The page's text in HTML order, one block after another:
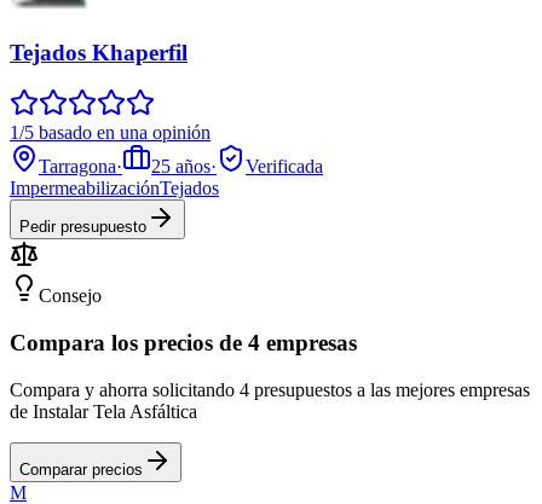
Tejados Khaperfil
1/5 basado en una opinión
Tarragona· 25 años·
Verificada
ImpermeabilizaciónTejados
Pedir presupuesto
Consejo
Compara los precios de 4 empresas
Compara y ahorra solicitando 4 presupuestos a las mejores empresas
de Instalar Tela Asfáltica
Comparar precios
M